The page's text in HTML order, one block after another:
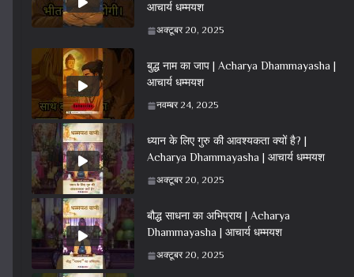
आचार्य धम्मयश
अक्टूबर 20, 2025
बुद्ध नाम का जाप | Acharya Dhammayasha |
आचार्य धम्मयश
नवम्बर 24, 2025
ध्यान के लिए गुरु की आवश्यकता क्यों है? |
Acharya Dhammayasha | आचार्य धम्मयश
अक्टूबर 20, 2025
बौद्ध साधना का अभिप्राय | Acharya
Dhammayasha | आचार्य धम्मयश
अक्टूबर 20, 2025